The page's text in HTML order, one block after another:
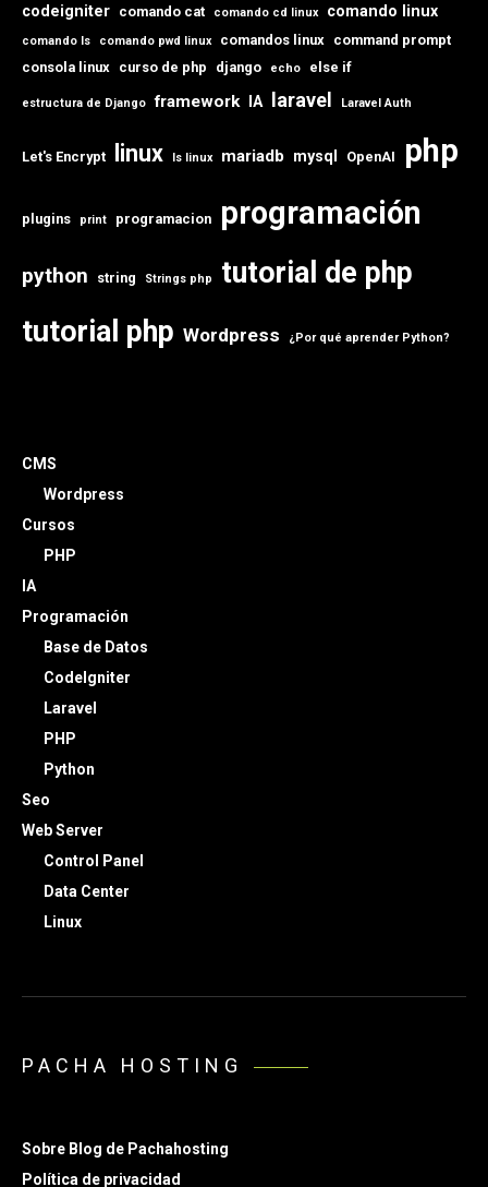
codeigniter comando cat comando cd linux comando linux
comando ls comando pwd linux comandos linux command prompt
consola linux curso de php django echo else if
estructura de Django framework IA laravel Laravel Auth
Let's Encrypt linux ls linux mariadb mysql OpenAI php
plugins print programacion programación
python string Strings php
tutorial de php
tutorial php Wordpress ¿Por qué aprender Python?
CMS
Wordpress
Cursos
PHP
IA
Programación
Base de Datos
CodeIgniter
Laravel
PHP
Python
Seo
Web Server
Control Panel
Data Center
Linux
PACHA HOSTING
Sobre Blog de Pachahosting
Política de privacidad